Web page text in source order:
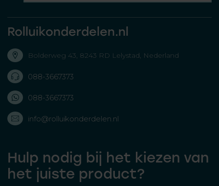
Rolluikonderdelen.nl
Bolderweg 43, 8243 RD Lelystad, Nederland
088-3667373
088-3667373
info@rolluikonderdelen.nl
Hulp nodig bij het kiezen van
het juiste product?